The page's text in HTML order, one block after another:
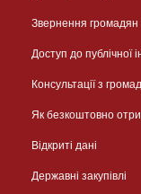
Звернення громадян
Доступ до публічної
Консультації з
Як безкоштовно
Відкриті дані
Державні закупівлі